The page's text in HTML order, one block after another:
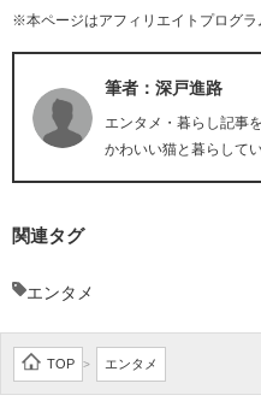
※本ページはアフィリエイトプログ
筆者：深戸進路
エンタメ・暮らし記事
かわいい猫と暮らしてい
関連タグ
エンタメ
TOP > エンタメ